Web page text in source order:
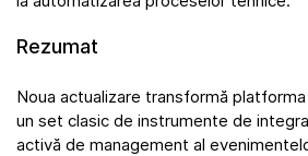
Rezumat
Noua actualizare transformă
un set clasic de instrumente de
activă de management al